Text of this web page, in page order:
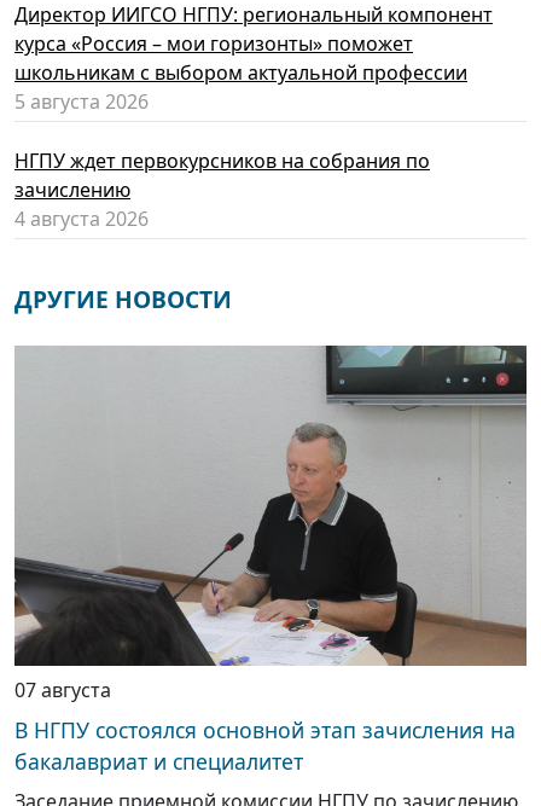
Директор ИИГСО НГПУ: региональный компонент
курса «Россия – мои горизонты» поможет
школьникам с выбором актуальной профессии
5 августа 2026
НГПУ ждет первокурсников на собрания по
зачислению
4 августа 2026
ДРУГИЕ НОВОСТИ
07 августа
В НГПУ состоялся основной этап зачисления на
бакалавриат и специалитет